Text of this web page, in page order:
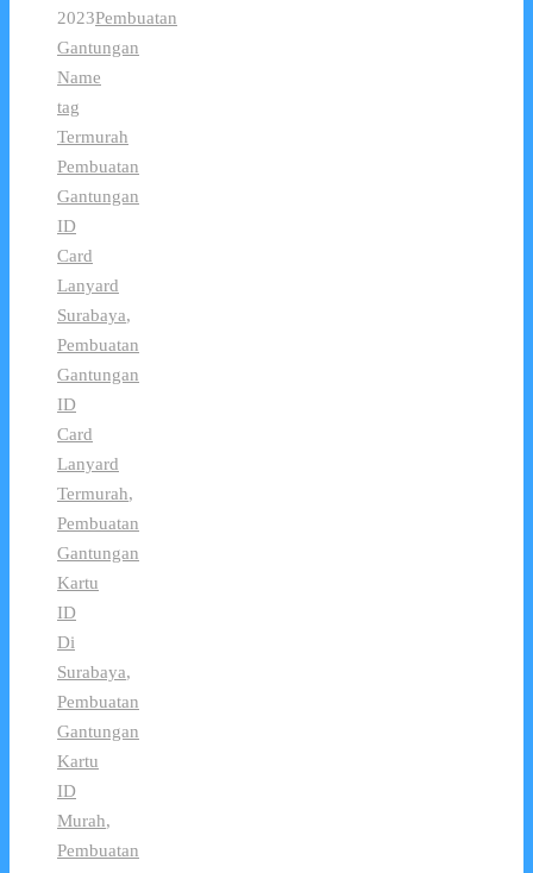
2023Pembuatan
Gantungan
Name
tag
Termurah
Pembuatan
Gantungan
ID
Card
Lanyard
Surabaya,
Pembuatan
Gantungan
ID
Card
Lanyard
Termurah,
Pembuatan
Gantungan
Kartu
ID
Di
Surabaya,
Pembuatan
Gantungan
Kartu
ID
Murah,
Pembuatan